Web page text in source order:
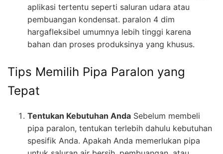
aplikasi tertentu seperti saluran udara atau
pembuangan kondensat. paralon 4 dim
hargafleksibel umumnya lebih tinggi karena
bahan dan proses produksinya yang khusus.
Tips Memilih Pipa Paralon yang
Tepat
Tentukan Kebutuhan Anda Sebelum membeli
pipa paralon, tentukan terlebih dahulu kebutuhan
spesifik Anda. Apakah Anda memerlukan pipa